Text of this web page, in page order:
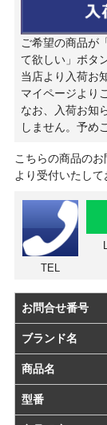
ご希望の商品が
て欲しい」ボタ
当店より入荷お
マイページより
なお、入荷お知
しません。予め
こちらの商品の
より受付いたして
TEL
お問合せ番号
ブランド名
商品名
型番